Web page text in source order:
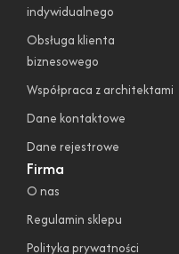
Firma
O nas
Regulamin sklepu
Polityka prywatności
indywidualnego
Obsługa klienta
biznesowego
Współpraca z architektami
Dane kontaktowe
Dane rejestrowe